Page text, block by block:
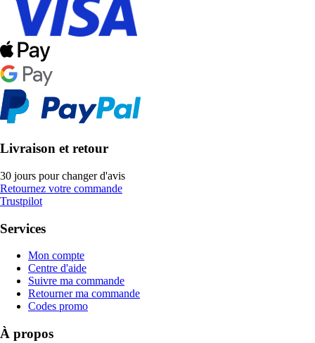
Livraison et retour
30 jours pour changer d'avis
Retournez votre commande
Trustpilot
Services
Mon compte
Centre d'aide
Suivre ma commande
Retourner ma commande
Codes promo
À propos